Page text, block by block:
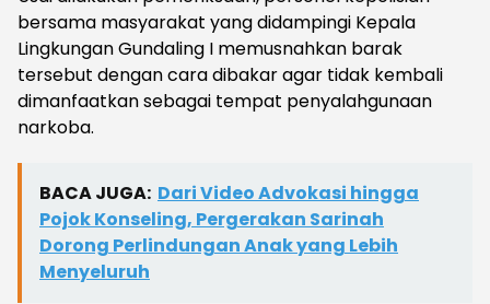
bersama masyarakat yang didampingi Kepala
Lingkungan Gundaling I memusnahkan barak
tersebut dengan cara dibakar agar tidak kembali
dimanfaatkan sebagai tempat penyalahgunaan
narkoba.
BACA JUGA: Dari Video Advokasi hingga
Pojok Konseling, Pergerakan Sarinah
Dorong Perlindungan Anak yang Lebih
Menyeluruh